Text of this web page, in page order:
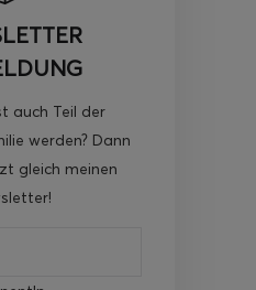
auch Teil der
werden? Dann
gleich meinen